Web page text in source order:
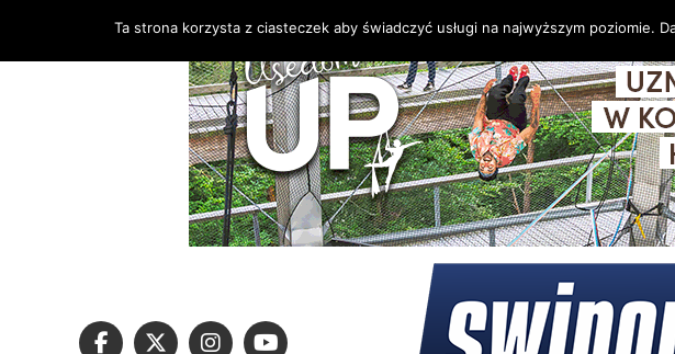
Ta strona korzysta z ciasteczek aby świadczyć usługi na najwyższym poziomie.